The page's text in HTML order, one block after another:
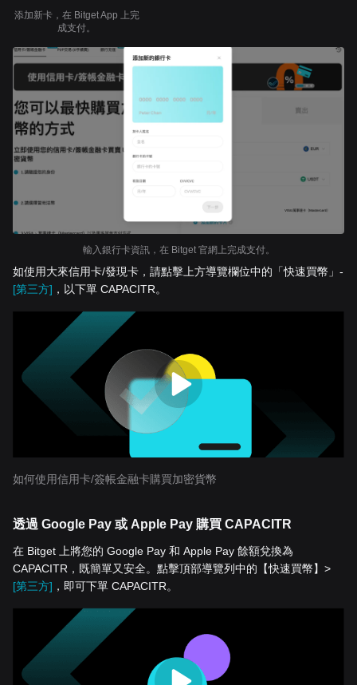
添加新卡，在 Bitget App 上完
成支付。
輸入銀行卡資訊，在 Bitget 官網上完成支付。
如使用大來信用卡/發現卡，請點擊上方導覽欄位中的「快速買幣」-
[第三方] ，以下單 CAPACITR。
如何使用信用卡/簽帳金融卡購買加密貨幣
透過 Google Pay 或 Apple Pay 購買 CAPACITR
在 Bitget 上將您的 Google Pay 和 Apple Pay 餘額兌換為
CAPACITR，既簡單又安全。點擊頂部導覽列中的【快速買幣】>
[第三方] ，即可下單 CAPACITR。